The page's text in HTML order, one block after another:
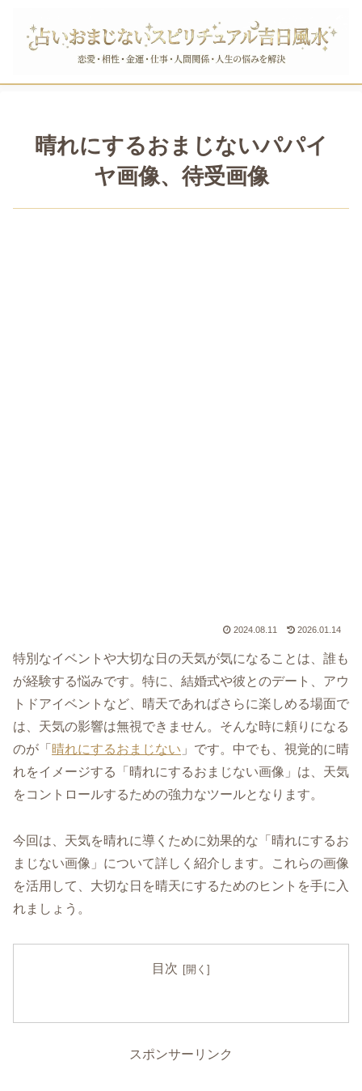
晴れにするおまじないパパイ
ヤ画像、待受画像
2024.08.11 2026.01.14
特別なイベントや大切な日の天気が気になることは、誰も
が経験する悩みです。特に、結婚式や彼とのデート、アウ
トドアイベントなど、晴天であればさらに楽しめる場面で
は、天気の影響は無視できません。そんな時に頼りになる
のが「 晴れにするおまじない 」です。中でも、視覚的に晴
れをイメージする「晴れにするおまじない画像」は、天気
をコントロールするための強力なツールとなります。
今回は、天気を晴れに導くために効果的な「晴れにするお
まじない画像」について詳しく紹介します。これらの画像
を活用して、大切な日を晴天にするためのヒントを手に入
れましょう。
目次
スポンサーリンク